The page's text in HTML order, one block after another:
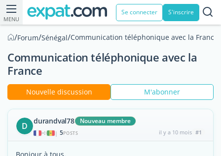
MENU
Se connecter S'inscrire
/Forum/Sénégal/Communication téléphonique avec la France
Communication téléphonique avec la
France
Nouvelle discussion M'abonner
D durandval78 Nouveau membre
| 5POSTS il y a 10 mois #1